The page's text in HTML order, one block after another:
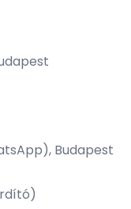
Budapest